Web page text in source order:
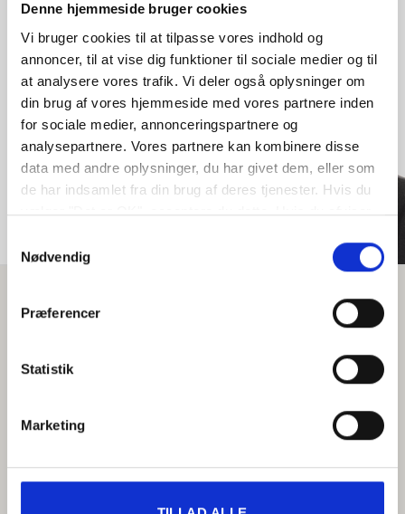
Denne hjemmeside bruger cookies
Vi bruger cookies til at tilpasse vores indhold og
annoncer, til at vise dig funktioner til sociale medier og til
at analysere vores trafik. Vi deler også oplysninger om
din brug af vores hjemmeside med vores partnere inden
for sociale medier, annonceringspartnere og
analysepartnere. Vores partnere kan kombinere disse
data med andre oplysninger, du har givet dem, eller som
de har indsamlet fra din brug af deres tjenester. Hvis du
vælger "Det er OK", acceptere du dette. Hvis du afviser
"indstil præferencer" for at administrere dine
Nødvendig
Præferencer
Statistik
Marketing
Indehaver
Mads Holm & Kasper
Hesselholt Andersen